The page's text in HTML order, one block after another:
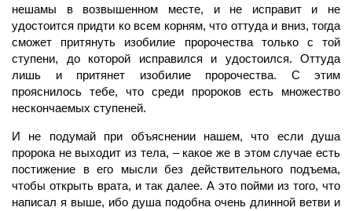
нешамы в возвышенном месте, и не исправит и не
удостоится придти ко всем корням, что оттуда и вниз, тогда
сможет притянуть изобилие пророчества только с той
ступени, до которой исправился и удостоился. Оттуда
лишь и притянет изобилие пророчества. С этим
прояснилось тебе, что среди пророков есть множество
нескончаемых ступеней.
И не подумай при объяснении нашем, что если душа
пророка не выходит из тела, – какое же в этом случае есть
постижение в его мысли без действительного подъема,
чтобы открыть врата, и так далее. А это пойми из того, что
написал я выше, ибо душа подобна очень длинной ветви и